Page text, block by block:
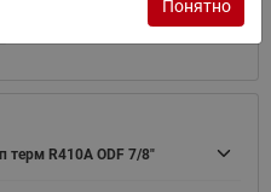
терм R410A ODF 7/8"
Понятно